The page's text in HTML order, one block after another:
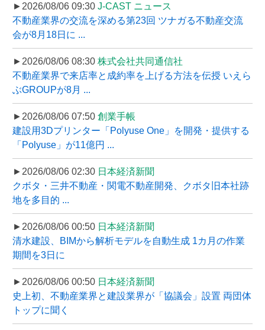
►2026/08/06 09:30 J-CAST ニュース
不動産業界の交流を深める第23回 ツナガる不動産交流
会が8月18日に ...
►2026/08/06 08:30 株式会社共同通信社
不動産業界で来店率と成約率を上げる方法を伝授 いえら
ぶGROUPが8月 ...
►2026/08/06 07:50 創業手帳
建設用3Dプリンター「Polyuse One」を開発・提供する
「Polyuse」が11億円 ...
►2026/08/06 02:30 日本経済新聞
クボタ・三井不動産・関電不動産開発、クボタ旧本社跡
地を多目的 ...
►2026/08/06 00:50 日本経済新聞
清水建設、BIMから解析モデルを自動生成 1カ月の作業
期間を3日に
►2026/08/06 00:50 日本経済新聞
史上初、不動産業界と建設業界が「協議会」設置 両団体
トップに聞く